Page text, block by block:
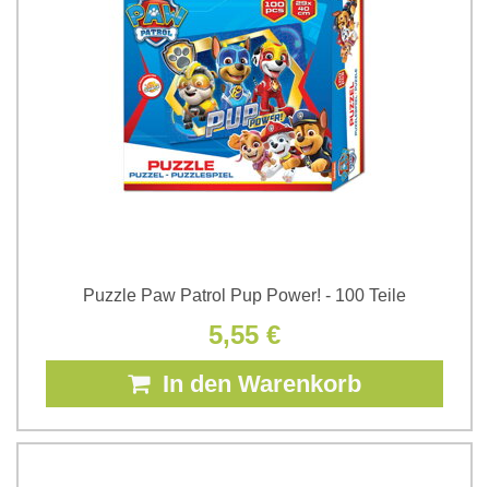
Puzzle Paw Patrol Pup Power! - 100 Teile
5,55 €
In den Warenkorb